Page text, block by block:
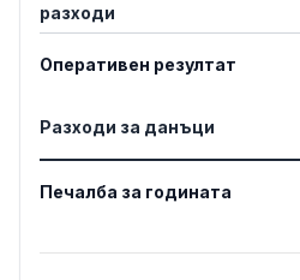
разходи
Оперативен резултат
Разходи за данъци
Печалба за годината